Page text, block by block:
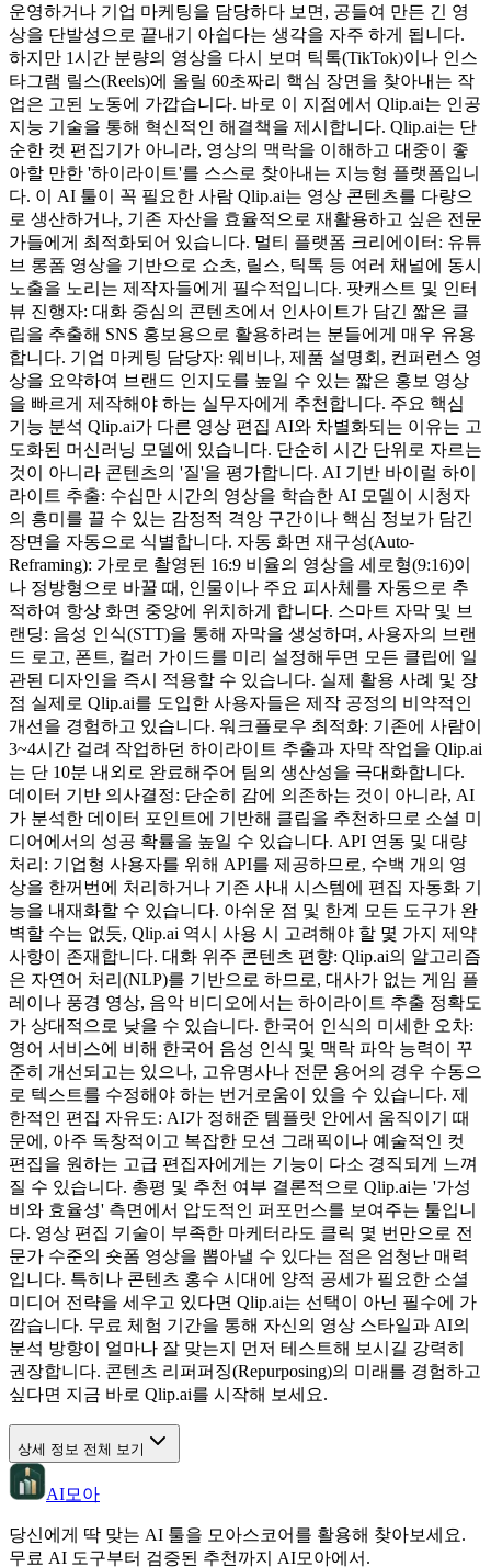
운영하거나 기업 마케팅을 담당하다 보면, 공들여 만든 긴 영
상을 단발성으로 끝내기 아쉽다는 생각을 자주 하게 됩니다.
하지만 1시간 분량의 영상을 다시 보며 틱톡(TikTok)이나 인스
타그램 릴스(Reels)에 올릴 60초짜리 핵심 장면을 찾아내는 작
업은 고된 노동에 가깝습니다. 바로 이 지점에서 Qlip.ai는 인공
지능 기술을 통해 혁신적인 해결책을 제시합니다. Qlip.ai는 단
순한 컷 편집기가 아니라, 영상의 맥락을 이해하고 대중이 좋
아할 만한 '하이라이트'를 스스로 찾아내는 지능형 플랫폼입니
다. 이 AI 툴이 꼭 필요한 사람 Qlip.ai는 영상 콘텐츠를 다량으
로 생산하거나, 기존 자산을 효율적으로 재활용하고 싶은 전문
가들에게 최적화되어 있습니다. 멀티 플랫폼 크리에이터: 유튜
브 롱폼 영상을 기반으로 쇼츠, 릴스, 틱톡 등 여러 채널에 동시
노출을 노리는 제작자들에게 필수적입니다. 팟캐스트 및 인터
뷰 진행자: 대화 중심의 콘텐츠에서 인사이트가 담긴 짧은 클
립을 추출해 SNS 홍보용으로 활용하려는 분들에게 매우 유용
합니다. 기업 마케팅 담당자: 웨비나, 제품 설명회, 컨퍼런스 영
상을 요약하여 브랜드 인지도를 높일 수 있는 짧은 홍보 영상
을 빠르게 제작해야 하는 실무자에게 추천합니다. 주요 핵심
기능 분석 Qlip.ai가 다른 영상 편집 AI와 차별화되는 이유는 고
도화된 머신러닝 모델에 있습니다. 단순히 시간 단위로 자르는
것이 아니라 콘텐츠의 '질'을 평가합니다. AI 기반 바이럴 하이
라이트 추출: 수십만 시간의 영상을 학습한 AI 모델이 시청자
의 흥미를 끌 수 있는 감정적 격앙 구간이나 핵심 정보가 담긴
장면을 자동으로 식별합니다. 자동 화면 재구성(Auto-
Reframing): 가로로 촬영된 16:9 비율의 영상을 세로형(9:16)이
나 정방형으로 바꿀 때, 인물이나 주요 피사체를 자동으로 추
적하여 항상 화면 중앙에 위치하게 합니다. 스마트 자막 및 브
랜딩: 음성 인식(STT)을 통해 자막을 생성하며, 사용자의 브랜
드 로고, 폰트, 컬러 가이드를 미리 설정해두면 모든 클립에 일
관된 디자인을 즉시 적용할 수 있습니다. 실제 활용 사례 및 장
점 실제로 Qlip.ai를 도입한 사용자들은 제작 공정의 비약적인
개선을 경험하고 있습니다. 워크플로우 최적화: 기존에 사람이
3~4시간 걸려 작업하던 하이라이트 추출과 자막 작업을 Qlip.ai
는 단 10분 내외로 완료해주어 팀의 생산성을 극대화합니다.
데이터 기반 의사결정: 단순히 감에 의존하는 것이 아니라, AI
가 분석한 데이터 포인트에 기반해 클립을 추천하므로 소셜 미
디어에서의 성공 확률을 높일 수 있습니다. API 연동 및 대량
처리: 기업형 사용자를 위해 API를 제공하므로, 수백 개의 영
상을 한꺼번에 처리하거나 기존 사내 시스템에 편집 자동화 기
능을 내재화할 수 있습니다. 아쉬운 점 및 한계 모든 도구가 완
벽할 수는 없듯, Qlip.ai 역시 사용 시 고려해야 할 몇 가지 제약
사항이 존재합니다. 대화 위주 콘텐츠 편향: Qlip.ai의 알고리즘
은 자연어 처리(NLP)를 기반으로 하므로, 대사가 없는 게임 플
레이나 풍경 영상, 음악 비디오에서는 하이라이트 추출 정확도
가 상대적으로 낮을 수 있습니다. 한국어 인식의 미세한 오차:
영어 서비스에 비해 한국어 음성 인식 및 맥락 파악 능력이 꾸
준히 개선되고는 있으나, 고유명사나 전문 용어의 경우 수동으
로 텍스트를 수정해야 하는 번거로움이 있을 수 있습니다. 제
한적인 편집 자유도: AI가 정해준 템플릿 안에서 움직이기 때
문에, 아주 독창적이고 복잡한 모션 그래픽이나 예술적인 컷
편집을 원하는 고급 편집자에게는 기능이 다소 경직되게 느껴
질 수 있습니다. 총평 및 추천 여부 결론적으로 Qlip.ai는 '가성
비와 효율성' 측면에서 압도적인 퍼포먼스를 보여주는 툴입니
다. 영상 편집 기술이 부족한 마케터라도 클릭 몇 번만으로 전
문가 수준의 숏폼 영상을 뽑아낼 수 있다는 점은 엄청난 매력
입니다. 특히나 콘텐츠 홍수 시대에 양적 공세가 필요한 소셜
미디어 전략을 세우고 있다면 Qlip.ai는 선택이 아닌 필수에 가
깝습니다. 무료 체험 기간을 통해 자신의 영상 스타일과 AI의
분석 방향이 얼마나 잘 맞는지 먼저 테스트해 보시길 강력히
권장합니다. 콘텐츠 리퍼퍼징(Repurposing)의 미래를 경험하고
싶다면 지금 바로 Qlip.ai를 시작해 보세요.
상세 정보 전체 보기
AI모아
당신에게 딱 맞는 AI 툴을 모아스코어를 활용해 찾아보세요.
무료 AI 도구부터 검증된 추천까지 AI모아에서.